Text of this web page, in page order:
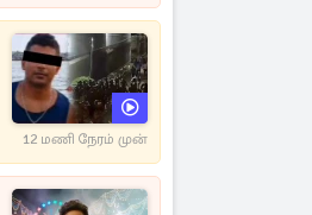
12 மணி நேரம் முன்